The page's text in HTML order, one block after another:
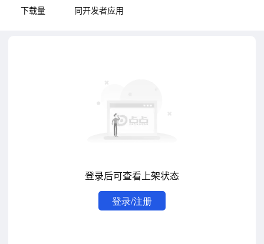
下载量 同开发者应用
登录后可查看上架状态
登录/注册